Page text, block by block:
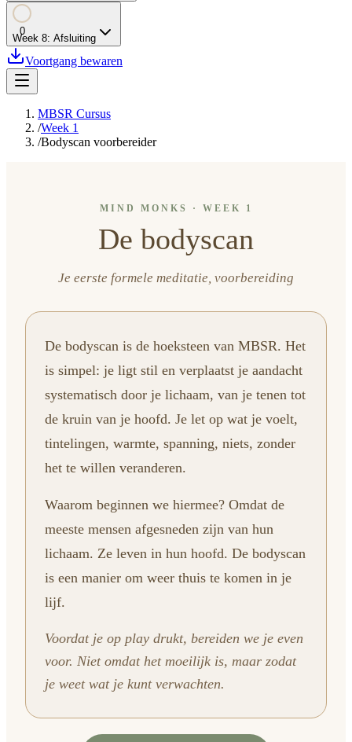
0
Week 8: Afsluiting
Voortgang bewaren
MBSR Cursus
/Week 1
/Bodyscan voorbereider
MIND MONKS · WEEK 1
De bodyscan
Je eerste formele meditatie, voorbereiding
De bodyscan is de hoeksteen van MBSR. Het
is simpel: je ligt stil en verplaatst je aandacht
systematisch door je lichaam, van je tenen tot
de kruin van je hoofd. Je let op wat je voelt,
tintelingen, warmte, spanning, niets, zonder
het te willen veranderen.
Waarom beginnen we hiermee? Omdat de
meeste mensen afgesneden zijn van hun
lichaam. Ze leven in hun hoofd. De bodyscan
is een manier om weer thuis te komen in je
lijf.
Voordat je op play drukt, bereiden we je even
voor. Niet omdat het moeilijk is, maar zodat
je weet wat je kunt verwachten.